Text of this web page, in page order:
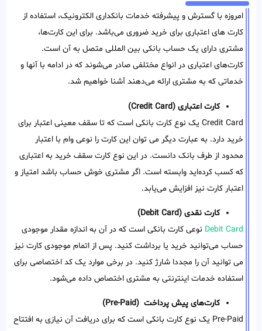
امروزه با گسترش و پیشرفته خدمات بانکداری الکترونیک، استفاده از
کارت های اعتباری برای خرید ضروری می‌باشد. برای این کارت‌ها،
مشتری دارای یک حساب بانکی بین المللی متصل به آن است.
کارت‌های اعتباری در انواع مختلفی صادر می‌شوند که در ادامه با آنها و
خدماتی که به مشتری ارائه می‌دهند آشنا خواهیم شد.
کارت اعتباری (Credit Card)
Credit Card یک نوع کارت بانکی است که تا سقف معینی اعتبار برای
خرید دارد. به عبارت دیگر می توان این کارت را نوعی وام با اعتبار
محدود از طرف بانک دانست. در این نوع کارت سقف خرید به اعتباری
که کسب کرده‌اید وابسته است. اگر مشتری خوش حساب باشد امتیاز و
اعتبار کارت نیز افزایش می‌یابد.
کارت نقدی (Debit Card)
Debit Card نوعی کارت بانکی است که در آن به اندازه مقدار موجودی
حساب می‌توانید خرید یا برداشت کنید. پس از اتمام موجودی کارت نیز
می توانید آن را مجددا شارژ کنید. در برخی موارد یک کد اختصاصی برای
استفاده خدمات اینترنتی به مشتری اختصاص داده می‌شود.
کارت‌های پیش پرداخت (Pre-Paid)
Pre-Paid یک نوع کارت بانکی است که برای دریافت آن نیازی به افتتاح